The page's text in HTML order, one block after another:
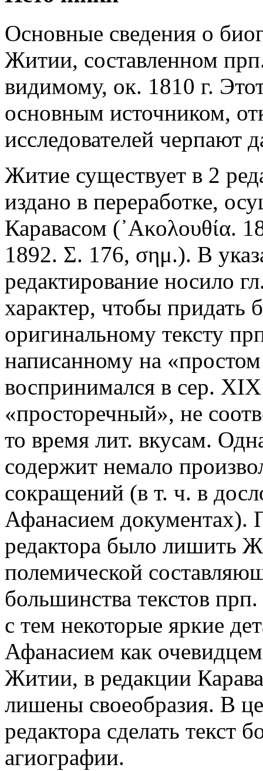
Основные сведения о
Житии, составленном
видимому, ок. 1810 г.
основным источником,
исследователей
Житие существует в 2
издано в переработке,
Каравасом (᾿Ακολουθία.
1892. Σ. 176, σημ.). В
редактирование носило
характер, чтобы придать
оригинальному тексту
написанному на
воспринимался в сер.
«просторечный», не
то время лит. вкусам.
содержит немало
сокращений (в т. ч. в
Афанасием документах).
редактора было лишить
полемической
большинства текстов
с тем некоторые яркие
Афанасием как
Житии, в редакции
лишены своеобразия. В
редактора сделать текст
агиографии.